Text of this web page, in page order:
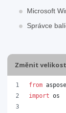
Microsoft
Správce
Změnit
from aspose
import os